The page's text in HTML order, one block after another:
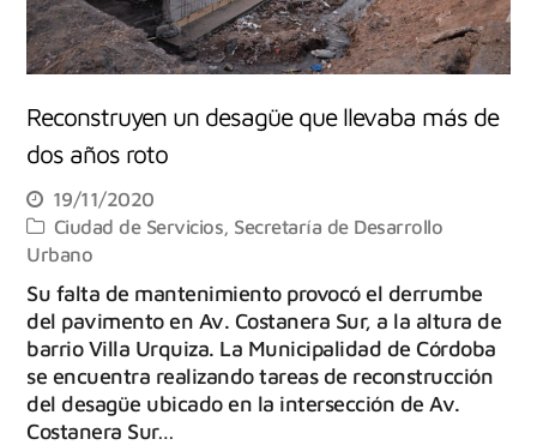
Reconstruyen un desagüe que llevaba más de
dos años roto
19/11/2020
Ciudad de Servicios, Secretaría de Desarrollo
Urbano
Su falta de mantenimiento provocó el derrumbe
del pavimento en Av. Costanera Sur, a la altura de
barrio Villa Urquiza. La Municipalidad de Córdoba
se encuentra realizando tareas de reconstrucción
del desagüe ubicado en la intersección de Av.
Costanera Sur…